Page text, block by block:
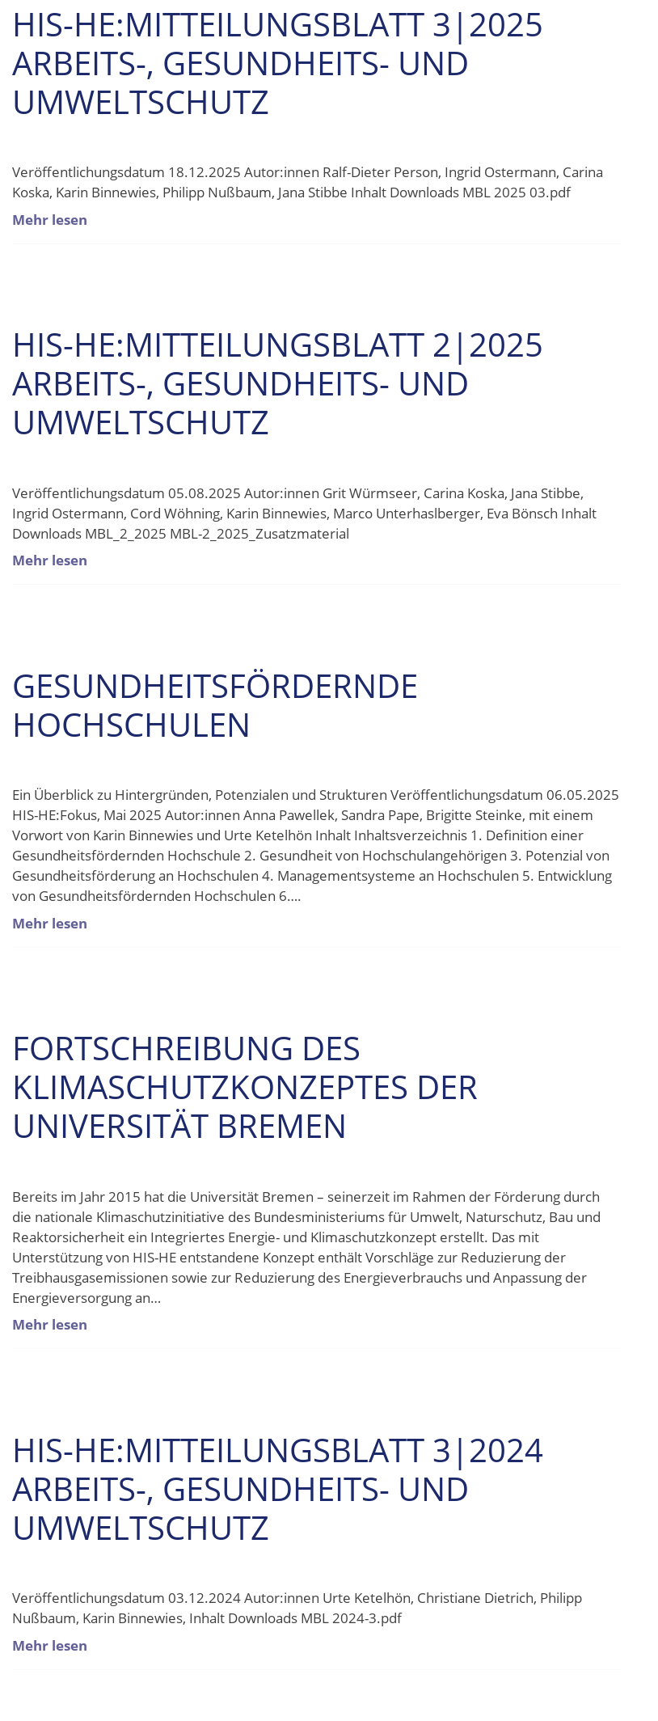
HIS-HE:MITTEILUNGSBLATT 3|2025
ARBEITS-, GESUNDHEITS- UND
UMWELTSCHUTZ
Veröffentlichungsdatum 18.12.2025 Autor:innen Ralf-Dieter Person, Ingrid Ostermann, Carina
Koska, Karin Binnewies, Philipp Nußbaum, Jana Stibbe Inhalt Downloads MBL 2025 03.pdf
Mehr lesen
HIS-HE:MITTEILUNGSBLATT 2|2025
ARBEITS-, GESUNDHEITS- UND
UMWELTSCHUTZ
Veröffentlichungsdatum 05.08.2025 Autor:innen Grit Würmseer, Carina Koska, Jana Stibbe,
Ingrid Ostermann, Cord Wöhning, Karin Binnewies, Marco Unterhaslberger, Eva Bönsch Inhalt
Downloads MBL_2_2025 MBL-2_2025_Zusatzmaterial
Mehr lesen
GESUNDHEITSFÖRDERNDE
HOCHSCHULEN
Ein Überblick zu Hintergründen, Potenzialen und Strukturen Veröffentlichungsdatum 06.05.2025
HIS-HE:Fokus, Mai 2025 Autor:innen Anna Pawellek, Sandra Pape, Brigitte Steinke, mit einem
Vorwort von Karin Binnewies und Urte Ketelhön Inhalt Inhaltsverzeichnis 1. Definition einer
Gesundheitsfördernden Hochschule 2. Gesundheit von Hochschulangehörigen 3. Potenzial von
Gesundheitsförderung an Hochschulen 4. Managementsysteme an Hochschulen 5. Entwicklung
von Gesundheitsfördernden Hochschulen 6….
Mehr lesen
FORTSCHREIBUNG DES
KLIMASCHUTZKONZEPTES DER
UNIVERSITÄT BREMEN
Bereits im Jahr 2015 hat die Universität Bremen – seinerzeit im Rahmen der Förderung durch
die nationale Klimaschutzinitiative des Bundesministeriums für Umwelt, Naturschutz, Bau und
Reaktorsicherheit ein Integriertes Energie- und Klimaschutzkonzept erstellt. Das mit
Unterstützung von HIS-HE entstandene Konzept enthält Vorschläge zur Reduzierung der
Treibhausgasemissionen sowie zur Reduzierung des Energieverbrauchs und Anpassung der
Energieversorgung an…
Mehr lesen
HIS-HE:MITTEILUNGSBLATT 3|2024
ARBEITS-, GESUNDHEITS- UND
UMWELTSCHUTZ
Veröffentlichungsdatum 03.12.2024 Autor:innen Urte Ketelhön, Christiane Dietrich, Philipp
Nußbaum, Karin Binnewies, Inhalt Downloads MBL 2024-3.pdf
Mehr lesen